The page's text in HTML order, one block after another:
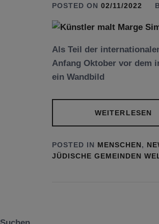
POSTED ON 02/11/2022
Als Teil der
Anfang Oktober vor dem
ein Wandbild
WEITERLESEN
POSTED IN MENSCHEN,
JÜDISCHE GEMEINDEN